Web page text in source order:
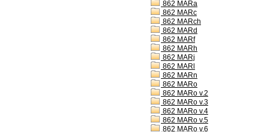
862 MARa
862 MARc
862 MARch
862 MARd
862 MARf
862 MARh
862 MARj
862 MARl
862 MARn
862 MARo
862 MARo v.2
862 MARo v.3
862 MARo v.4
862 MARo v.5
862 MARo v.6